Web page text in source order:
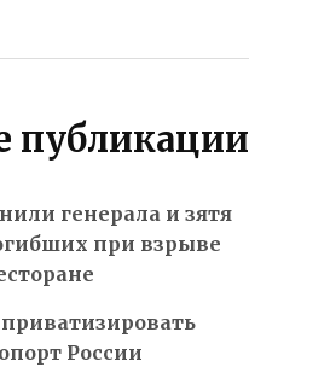
публикации
генерала и зятя
при взрыве
России